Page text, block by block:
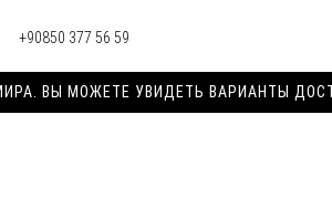
+90850 377 56 59
ВЫ МОЖЕТЕ УВИДЕТЬ ВАРИАНТЫ